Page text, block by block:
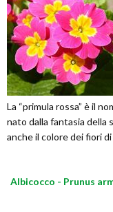
La “primula rossa” è il
nato dalla fantasia della
anche il colore dei fiori
Albicocco - Prunus